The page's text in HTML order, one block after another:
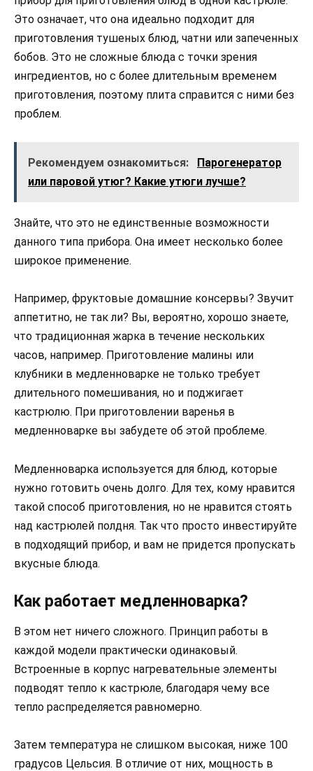
Это означает, что она идеально подходит для
приготовления тушеных блюд, чатни или запеченных
бобов. Это не сложные блюда с точки зрения
ингредиентов, но с более длительным временем
приготовления, поэтому плита справится с ними без
проблем.
Рекомендуем ознакомиться:
Парогенератор
или паровой утюг? Какие утюги лучше?
Знайте, что это не единственные возможности
данного типа прибора. Она имеет несколько более
широкое применение.
Например, фруктовые домашние консервы? Звучит
аппетитно, не так ли? Вы, вероятно, хорошо знаете,
что традиционная жарка в течение нескольких
часов, например. Приготовление малины или
клубники в медленноварке не только требует
длительного помешивания, но и поджигает
кастрюлю. При приготовлении варенья в
медленноварке вы забудете об этой проблеме.
Медленноварка используется для блюд, которые
нужно готовить очень долго. Для тех, кому нравится
такой способ приготовления, но не нравится стоять
над кастрюлей полдня. Так что просто инвестируйте
в подходящий прибор, и вам не придется пропускать
вкусные блюда.
Как работает медленноварка?
В этом нет ничего сложного. Принцип работы в
каждой модели практически одинаковый.
Встроенные в корпус нагревательные элементы
подводят тепло к кастрюле, благодаря чему все
тепло распределяется равномерно.
Затем температура не слишком высокая, ниже 100
градусов Цельсия. В отличие от них, мощность в